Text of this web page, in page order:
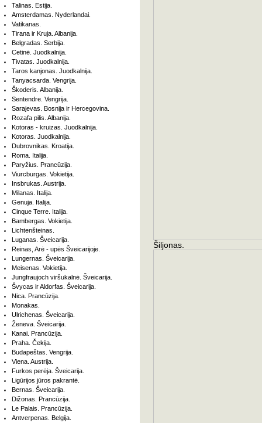
Talinas. Estija.
Amsterdamas. Nyderlandai.
Vatikanas.
Tirana ir Kruja. Albanija.
Belgradas. Serbija.
Cetinė. Juodkalnija.
Tivatas. Juodkalnija.
Taros kanjonas. Juodkalnija.
Tanyacsarda. Vengrija.
Škoderis. Albanija.
Sentendre. Vengrija.
Sarajevas. Bosnija ir Hercegovina.
Rozafa pilis. Albanija.
Kotoras - kruizas. Juodkalnija.
Kotoras. Juodkalnija.
Dubrovnikas. Kroatija.
Roma. Italija.
Paryžius. Prancūzija.
Viurcburgas. Vokietija.
Insbrukas. Austrija.
Milanas. Italija.
Genuja. Italija.
Cinque Terre. Italija.
Bambergas. Vokietija.
Lichtenšteinas.
Luganas. Šveicarija.
Reinas, Arė - upės Šveicarijoje.
Lungernas. Šveicarija.
Meisenas. Vokietija.
Jungfraujoch viršukalnė. Šveicarija.
Švycas ir Aldorfas. Šveicarija.
Nica. Prancūzija.
Monakas.
Ulrichenas. Šveicarija.
Ženeva. Šveicarija.
Kanai. Prancūzija.
Praha. Čekija.
Budapeštas. Vengrija.
Viena. Austrija.
Furkos perėja. Šveicarija.
Ligūrijos jūros pakrantė.
Bernas. Šveicarija.
Dižonas. Prancūzija.
Le Palais. Prancūzija.
Antverpenas. Belgija.
Šiljonas.